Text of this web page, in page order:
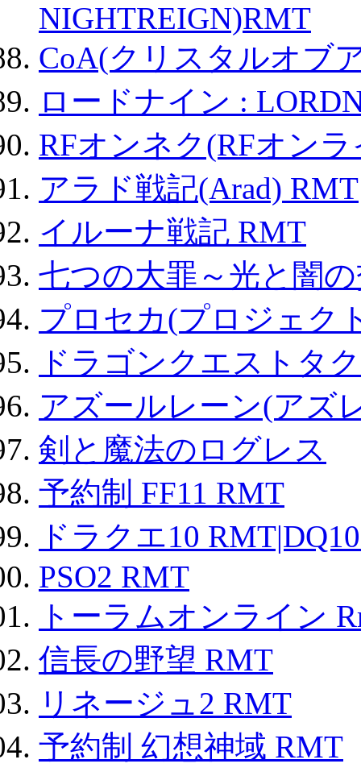
NIGHTREIGN)RMT
CoA(クリスタルオブ
ロードナイン :
RFオンネク(RFオン
アラド戦記(Arad) RMT
イルーナ戦記 RMT
七つの大罪～光と闇
プロセカ(プロジェク
ドラゴンクエストタ
アズールレーン(アズ
剣と魔法のログレス
予約制 FF11 RMT
ドラクエ10
PSO2 RMT
トーラムオンライン
信長の野望 RMT
リネージュ2 RMT
予約制 幻想神域 RMT